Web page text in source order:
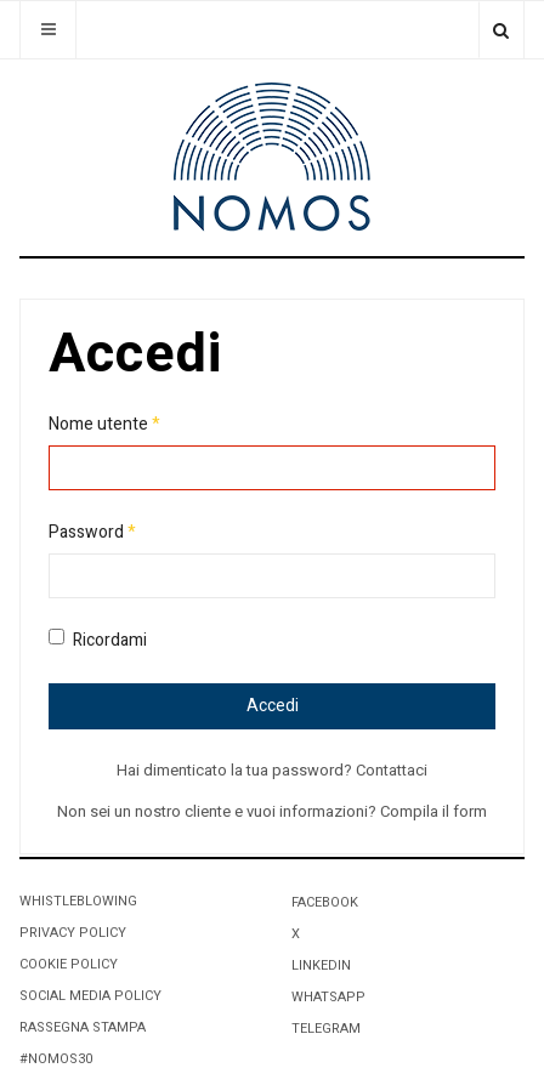
Accedi
Nome utente*
Password*
Ricordami
Accedi
Hai dimenticato la tua password? Contattaci
Non sei un nostro cliente e vuoi informazioni? Compila il form
WHISTLEBLOWING
PRIVACY POLICY
COOKIE POLICY
SOCIAL MEDIA POLICY
RASSEGNA STAMPA
#NOMOS30
FACEBOOK
X
LINKEDIN
WHATSAPP
TELEGRAM